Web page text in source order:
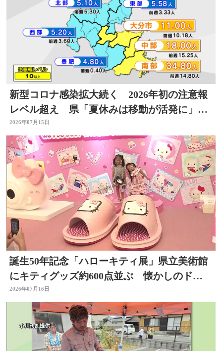
新型コロナ感染拡大続く 2026年初の注意報
レベル超え 県「夏休みは移動が活発に」感
染対策を 大分
2026年07月15日
誕生50年記念「ハローキティ展」県立美術館
にキティグッズ約600点並ぶ 懐かしのドラ
イヤーなど 大分
2026年07月16日